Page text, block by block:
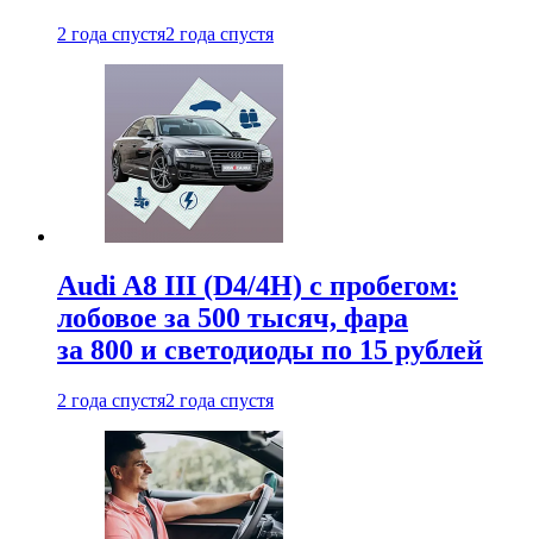
2 года спустя2 года спустя
Audi A8 III (D4/4H) c пробегом:
лобовое за 500 тысяч, фара
за 800 и светодиоды по 15 рублей
2 года спустя2 года спустя